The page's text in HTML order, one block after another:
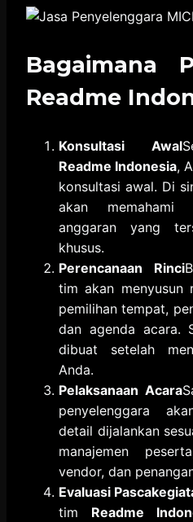
Bagaimana
Readme
Konsultasi Awal
Readme Indonesia,
konsultasi awal. Di
akan
anggaran yang
khusus.
Perencanaan Rinci
tim akan menyusun
pemilihan tempat,
dan agenda acara.
dibuat setelah
Anda.
Pelaksanaan Acara
penyelenggara
detail dijalankan
manajemen
vendor, dan
Evaluasi
tim Readme